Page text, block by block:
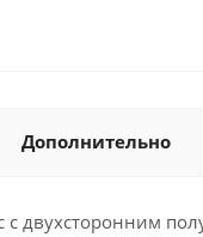
Дополнительно
двухсторонним